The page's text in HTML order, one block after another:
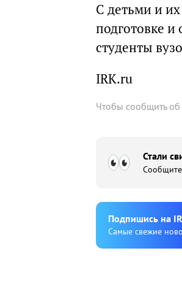
С детьми и
подготовке
студенты
IRK.ru
Чтобы сообщить об
Стали
Подпишиcь на
Cамые свежие